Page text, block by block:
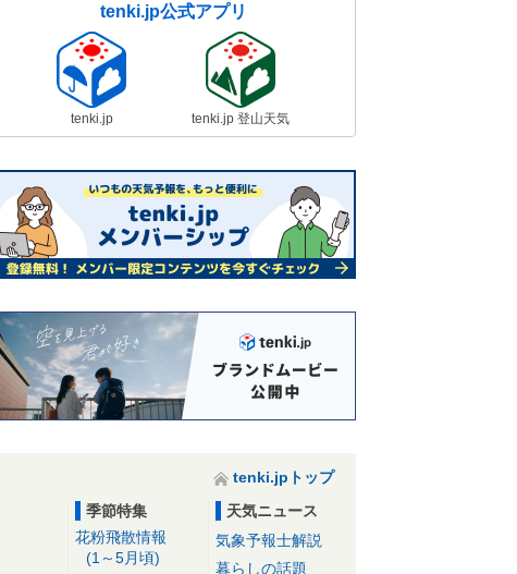
tenki.jp公式アプリ
tenki.jp tenki.jp 登山天気
tenki.jpトップ
季節特集
花粉飛散情報
(1～5月頃)
天気ニュース
気象予報士解説
暮らしの話題